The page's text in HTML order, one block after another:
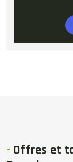
- Offres et